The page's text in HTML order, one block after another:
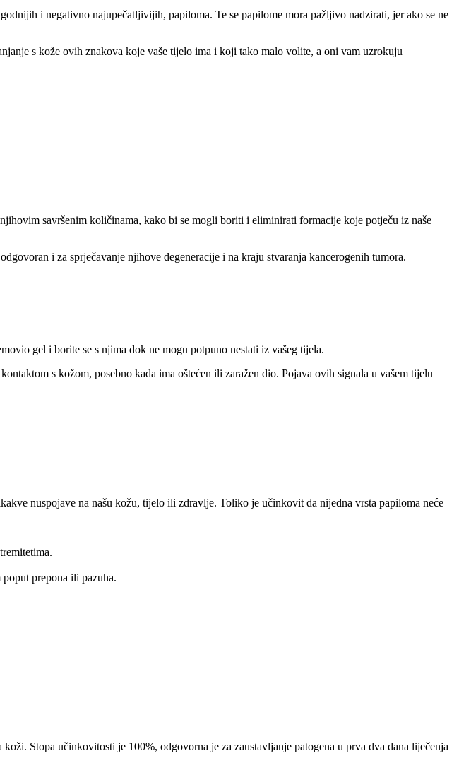
i negativno najupečatljivijih, papiloma. Te se papilome mora pažljivo nadzirati, jer ako se ne
s kože ovih znakova koje vaše tijelo ima i koji tako malo volite, a oni vam uzrokuju
savršenim količinama, kako bi se mogli boriti i eliminirati formacije koje potječu iz naše
i za sprječavanje njihove degeneracije i na kraju stvaranja kancerogenih tumora.
gel i borite se s njima dok ne mogu potpuno nestati iz vašeg tijela.
s kožom, posebno kada ima oštećen ili zaražen dio. Pojava ovih signala u vašem tijelu
nuspojave na našu kožu, tijelo ili zdravlje. Toliko je učinkovit da nijedna vrsta papiloma neće
prepona ili pazuha.
Stopa učinkovitosti je 100%, odgovorna je za zaustavljanje patogena u prva dva dana liječenja